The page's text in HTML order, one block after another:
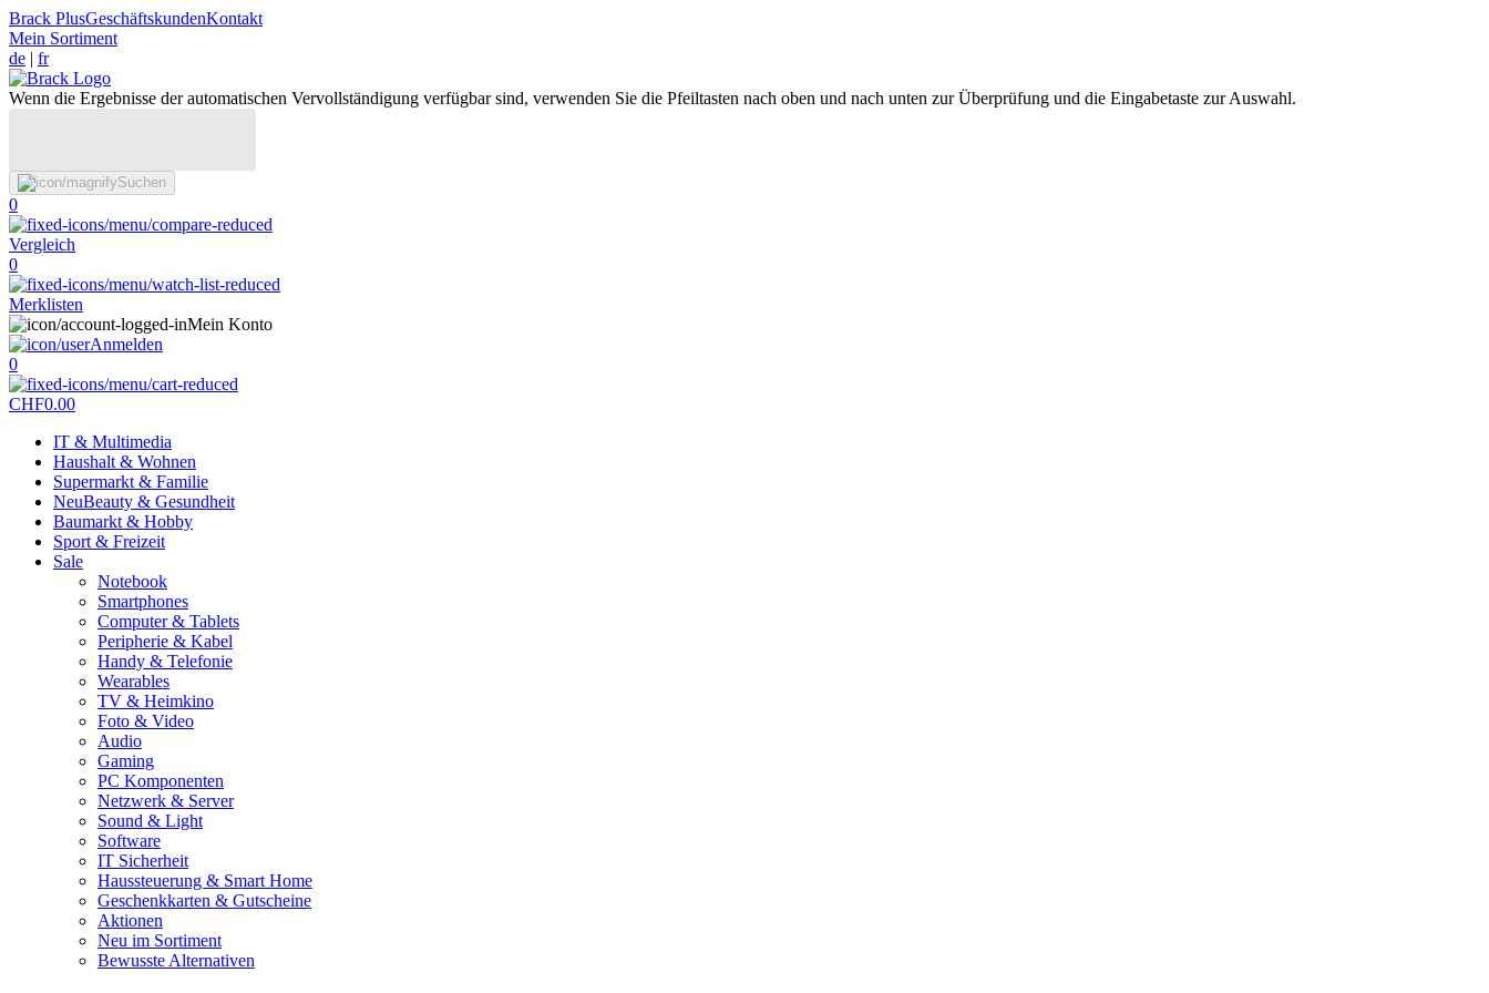
Brack PlusGeschäftskundenKontakt
Mein Sortiment
de | fr
Wenn die Ergebnisse der automatischen Vervollständigung verfügbar sind, verwenden Sie die Pfeiltasten nach oben und nach unten zur Überprüfung und die Eingabetaste zur Auswahl.
Suchen
0
Vergleich
0
Merklisten
Mein Konto
Anmelden
0
CHF0.00
IT & Multimedia
Haushalt & Wohnen
Supermarkt & Familie
NeuBeauty & Gesundheit
Baumarkt & Hobby
Sport & Freizeit
Sale
Notebook
Smartphones
Computer & Tablets
Peripherie & Kabel
Handy & Telefonie
Wearables
TV & Heimkino
Foto & Video
Audio
Gaming
PC Komponenten
Netzwerk & Server
Sound & Light
Software
IT Sicherheit
Haussteuerung & Smart Home
Geschenkkarten & Gutscheine
Aktionen
Neu im Sortiment
Bewusste Alternativen